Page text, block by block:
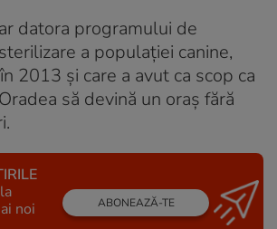
datora programului de
a populației canine,
2013 și care a avut ca scop ca
să devină un oraș fără
noi
ABONEAZĂ-TE